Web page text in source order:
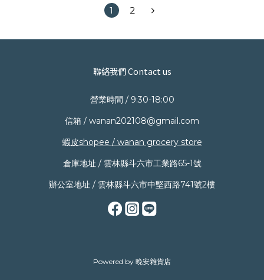
1 2
聯絡我們 Contact us
營業時間 / 9:30-18:00
信箱 / wanan202108@gmail.com
蝦皮shopee / wanan grocery store
倉庫地址 / 雲林縣斗六市工業路65-1號
辦公室地址 / 雲林縣斗六市中堅西路741號2樓
Powered by 晚安雜貨店